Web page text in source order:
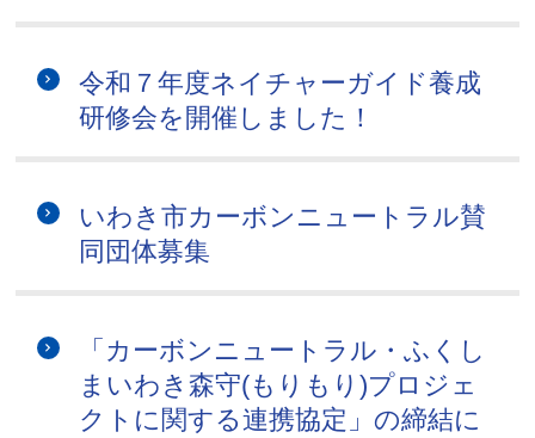
令和７年度ネイチャーガイド養成
研修会を開催しました！
いわき市カーボンニュートラル賛
同団体募集
「カーボンニュートラル・ふくし
まいわき森守(もりもり)プロジェ
クトに関する連携協定」の締結に